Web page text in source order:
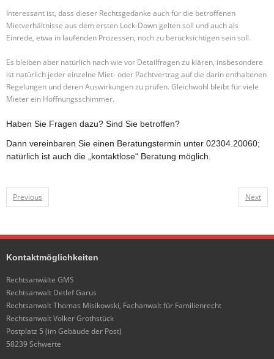
Interessant ist, dass dieser Rechtsgedanke auch für die betroffenen
Mietverhältnisse aus dem ersten Lock-Down gelten soll und auch als
Einrede, etwa in laufenden Prozessen, noch zu berücksichtigen sein soll.
Es bleiben aber natürlich nach wie vor Detailfragen zu klären, insbesondere
ist natürlich jeder einzelne Miet- oder Pachtvertrag auf die darin enthaltenen
Regelungen und deren Auswirkungen zu prüfen. Gleichwohl bleibt für viele
Mieter ein Hoffnungsschimmer.
Haben Sie Fragen dazu? Sind Sie betroffen?
Dann vereinbaren Sie einen Beratungstermin unter 02304.20060;
natürlich ist auch die „kontaktlose“ Beratung möglich.
Previous Next
Kontaktmöglichkeiten
Rechtsanwälte GMS
Rechtsanwalt Detlef Garus
Rechtsanwalt Thomas Misikowski, Fachanwalt für Familienrecht
Rechtsanwalt Volker Grothstück
Postplatz 5 (im Gebäude der Post)
58239 Schwerte